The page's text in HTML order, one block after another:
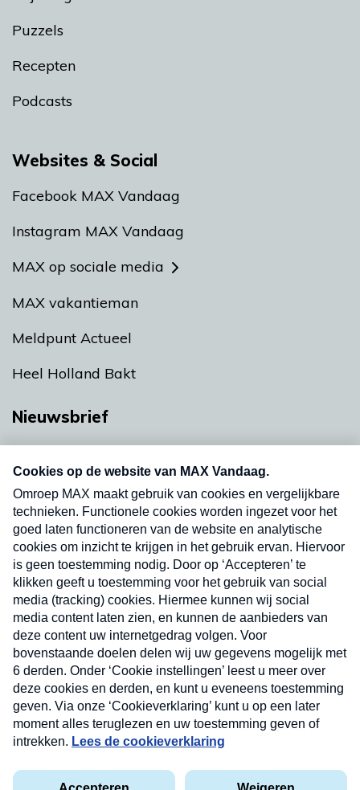
Puzzels
Recepten
Podcasts
Websites & Social
Facebook MAX Vandaag
Instagram MAX Vandaag
MAX op sociale media
MAX vakantieman
Meldpunt Actueel
Heel Holland Bakt
Nieuwsbrief
nieuwsbrief. Elke vrijdag- en dinsdagochtend in
uw mailbox.
Verzend
Privacyverklaring
Cookieverklaring
Nieuwsbrief
Neem hier een gratis abonnement op onze
nieuwsbrief. Elke vrijdag- en dinsdagochtend in uw